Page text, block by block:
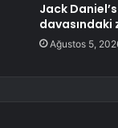
Jack
Ağustos 5,